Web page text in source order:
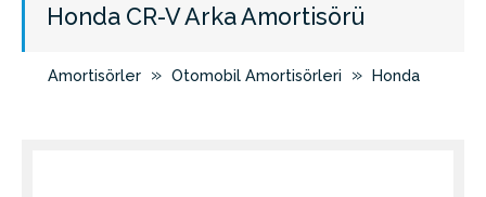
Honda CR-V Arka Amortisörü
Amortisörler » Otomobil Amortisörleri » Honda